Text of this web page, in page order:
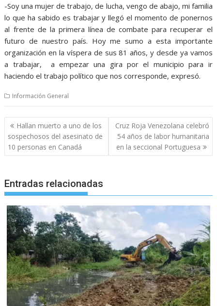
-Soy una mujer de trabajo, de lucha, vengo de abajo, mi familia
lo que ha sabido es trabajar y llegó el momento de ponernos
al frente de la primera línea de combate para recuperar el
futuro de nuestro país. Hoy me sumo a esta importante
organización en la víspera de sus 81 años, y desde ya vamos
a trabajar, a empezar una gira por el municipio para ir
haciendo el trabajo político que nos corresponde, expresó.
Información General
Navegación
de
entradas
Hallan muerto a uno de los
sospechosos del asesinato de
10 personas en Canadá
Cruz Roja Venezolana celebró
54 años de labor humanitaria
en la seccional Portuguesa
Entradas relacionadas